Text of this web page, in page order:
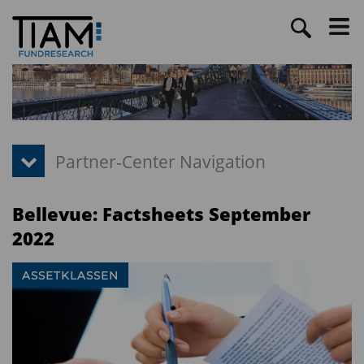
Bellevue: Factsheets September
2022
ASSETKLASSEN